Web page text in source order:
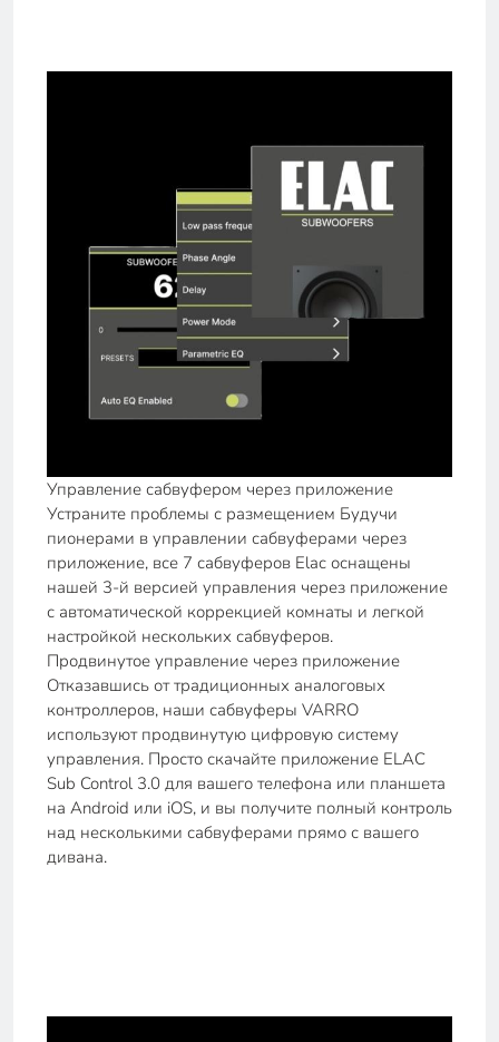
Управление сабвуфером через приложение
Устраните проблемы с размещением Будучи
пионерами в управлении сабвуферами через
приложение, все 7 сабвуферов Elac оснащены
нашей 3-й версией управления через приложение
с автоматической коррекцией комнаты и легкой
настройкой нескольких сабвуферов.
Продвинутое управление через приложение
Отказавшись от традиционных аналоговых
контроллеров, наши сабвуферы VARRO
используют продвинутую цифровую систему
управления. Просто скачайте приложение ELAC
Sub Control 3.0 для вашего телефона или планшета
на Android или iOS, и вы получите полный контроль
над несколькими сабвуферами прямо с вашего
дивана.